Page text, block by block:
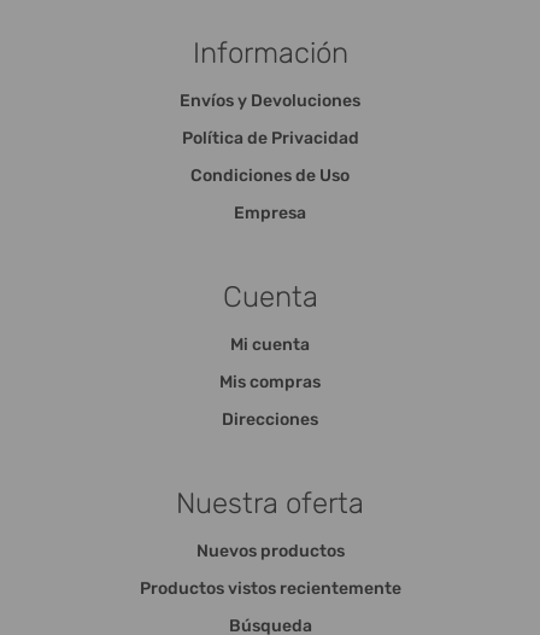
Información
Envíos y Devoluciones
Política de Privacidad
Condiciones de Uso
Empresa
Cuenta
Mi cuenta
Mis compras
Direcciones
Nuestra oferta
Nuevos productos
Productos vistos recientemente
Búsqueda